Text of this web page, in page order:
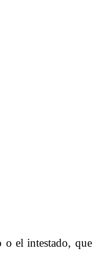
o el intestado,